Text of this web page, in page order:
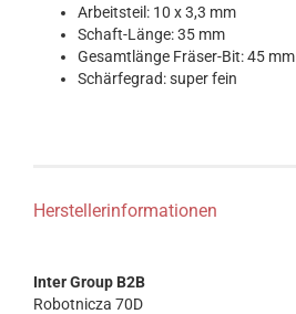
Arbeitsteil: 10 x 3,3 mm
Schaft-Länge: 35 mm
Gesamtlänge Fräser-Bit: 45 mm
Schärfegrad: super fein
Herstellerinformationen
Inter Group B2B
Robotnicza 70D